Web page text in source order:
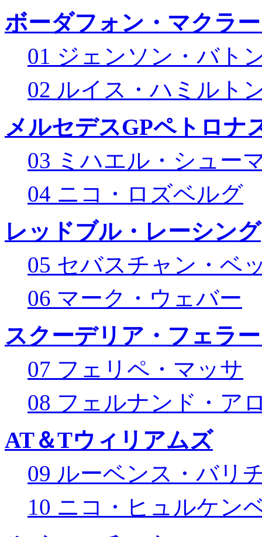
ボーダフォン・マクラ
01 ジェンソン・バト
02 ルイス・ハミルト
メルセデスGPペトロナ
03 ミハエル・シュー
04 ニコ・ロズベルグ
レッドブル・レーシング
05 セバスチャン・ベ
06 マーク・ウェバー
スクーデリア・フェラ
07 フェリペ・マッサ
08 フェルナンド・ア
AT＆Tウィリアムズ
09 ルーベンス・バリ
10 ニコ・ヒュルケン